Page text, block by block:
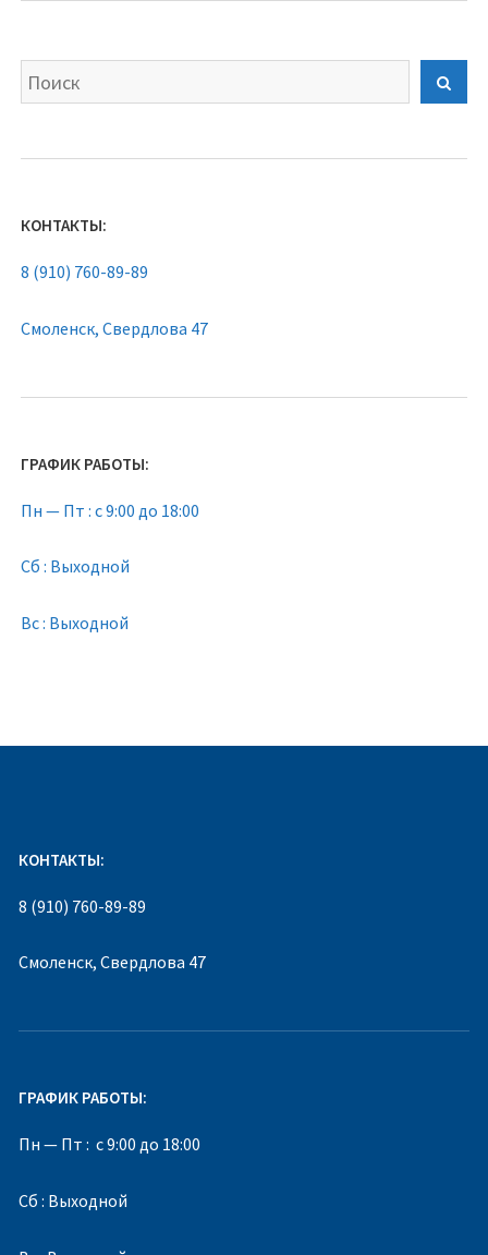
Найти:
КОНТАКТЫ:
8 (910) 760-89-89
Смоленск, Свердлова 47
ГРАФИК РАБОТЫ:
Пн — Пт : с 9:00 до 18:00
Сб : Выходной
Вс : Выходной
КОНТАКТЫ:
8 (910) 760-89-89
Смоленск, Свердлова 47
ГРАФИК РАБОТЫ:
Пн — Пт : с 9:00 до 18:00
Сб : Выходной